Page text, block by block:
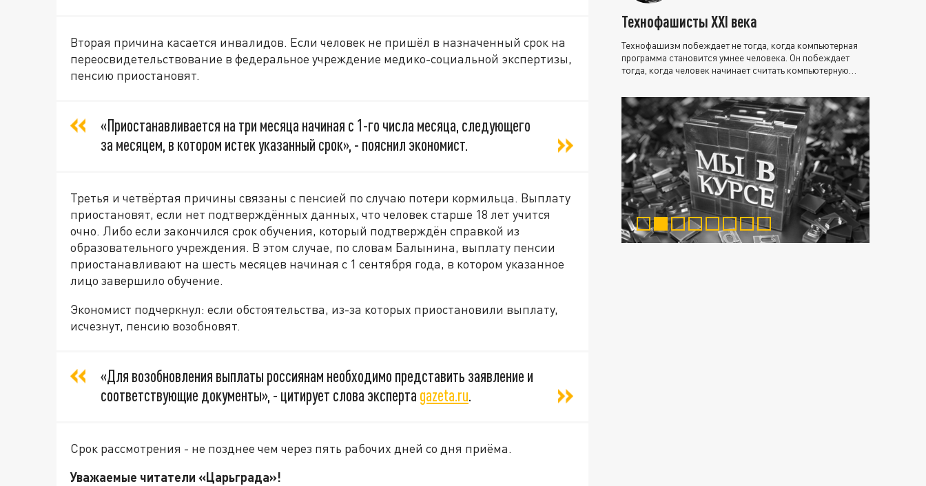
Вторая причина касается инвалидов. Если человек не пришёл в назначенный срок на
переосвидетельствование в федеральное учреждение медико-социальной экспертизы,
пенсию приостановят.
«Приостанавливается на три месяца начиная с 1-го числа месяца, следующего
за месяцем, в котором истек указанный срок», - пояснил экономист.
Третья и четвёртая причины связаны с пенсией по случаю потери кормильца. Выплату
приостановят, если нет подтверждённых данных, что человек старше 18 лет учится
очно. Либо если закончился срок обучения, который подтверждён справкой из
образовательного учреждения. В этом случае, по словам Балынина, выплату пенсии
приостанавливают на шесть месяцев начиная с 1 сентября года, в котором указанное
лицо завершило обучение.
Экономист подчеркнул: если обстоятельства, из-за которых приостановили выплату,
исчезнут, пенсию возобновят.
«Для возобновления выплаты россиянам необходимо представить заявление и
соответствующие документы», - цитирует слова эксперта gazeta.ru.
Срок рассмотрения - не позднее чем через пять рабочих дней со дня приёма.
Уважаемые читатели «Царьграда»!
Технофашисты XXI века
Технофашизм побеждает не тогда, когда компьютерная
программа становится умнее человека. Он побеждает
тогда, когда человек начинает считать компьютерную